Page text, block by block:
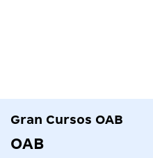
Gran Cursos OAB
OAB